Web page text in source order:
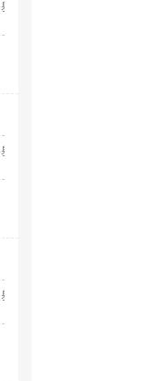
舉
舉
舉